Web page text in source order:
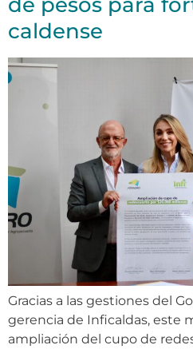
caldense
Gracias a las gestiones del
gerencia de Inficaldas, este
ampliación del cupo de